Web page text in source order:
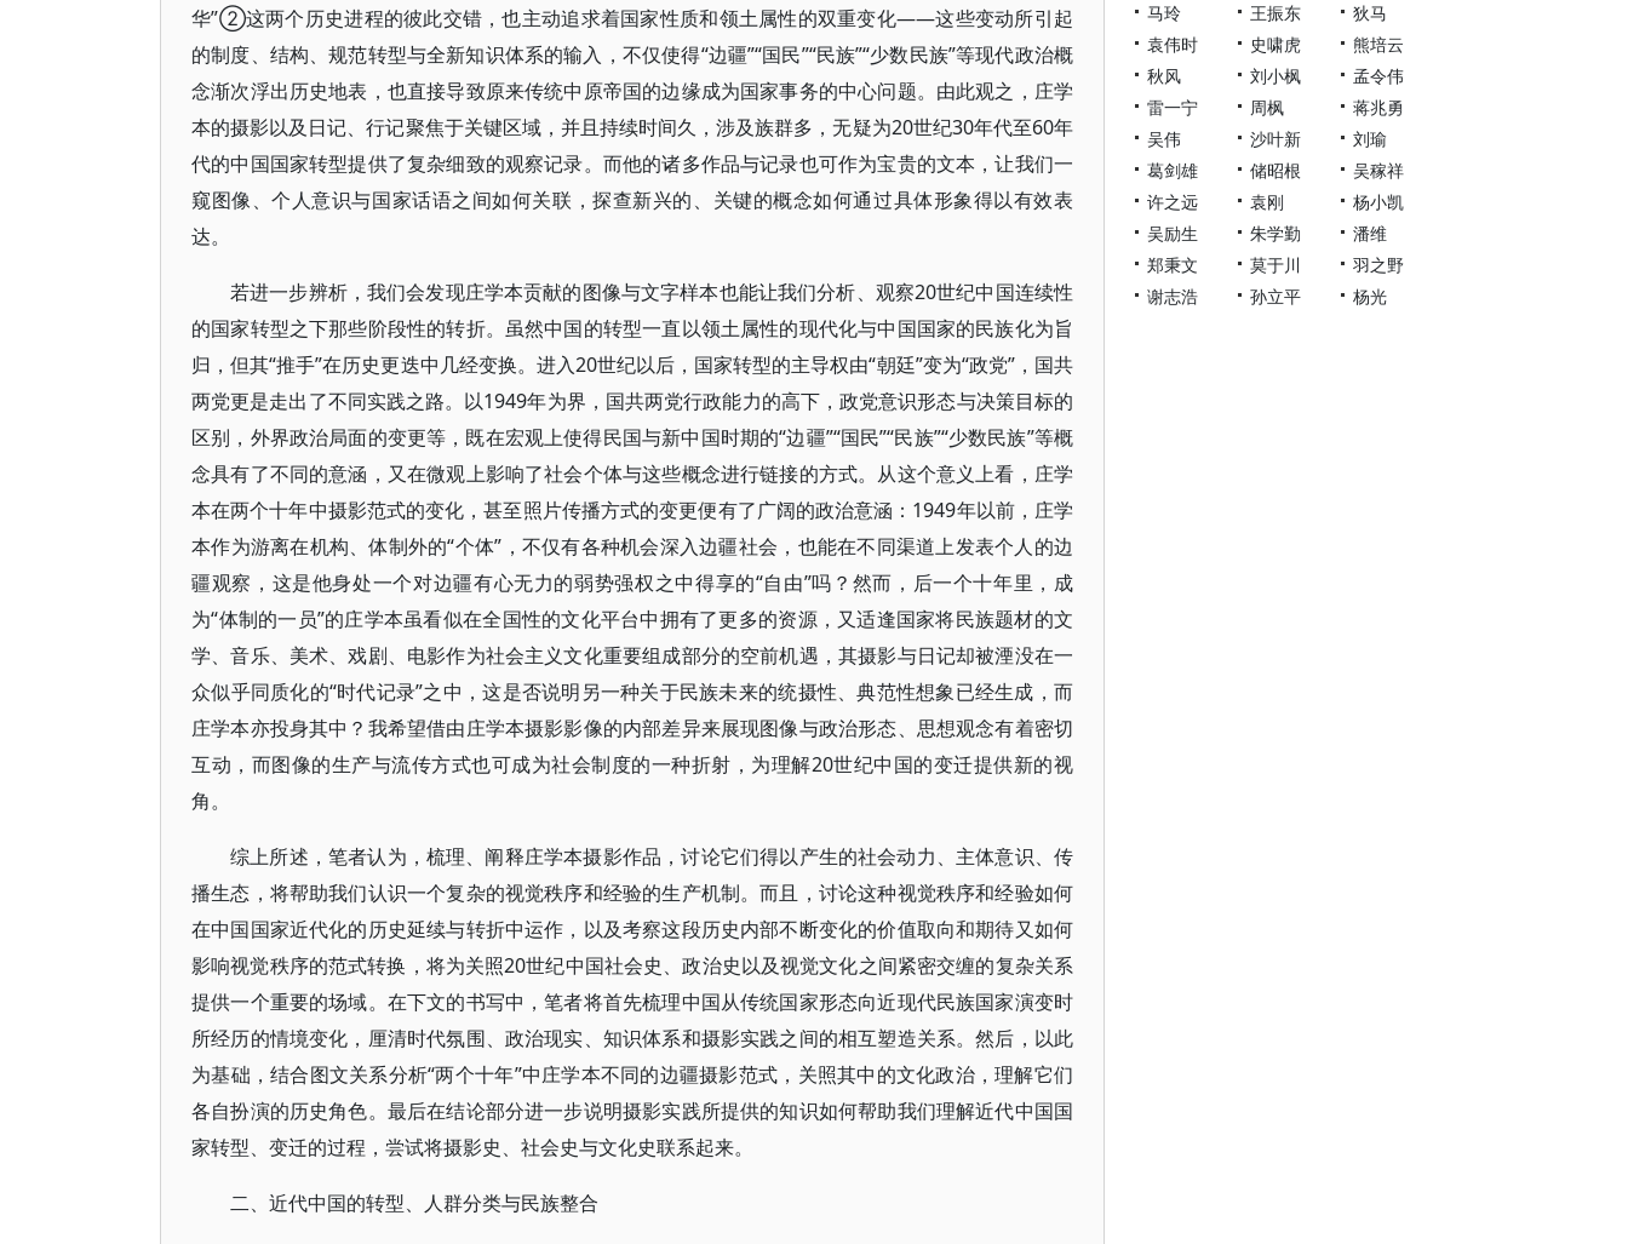
华”②这两个历史进程的彼此交错，也主动追求着国家性质和领土属性的双重变化——这些变动所引起
的制度、结构、规范转型与全新知识体系的输入，不仅使得“边疆”“国民”“民族”“少数民族”等现代政治概
念渐次浮出历史地表，也直接导致原来传统中原帝国的边缘成为国家事务的中心问题。由此观之，庄学
本的摄影以及日记、行记聚焦于关键区域，并且持续时间久，涉及族群多，无疑为20世纪30年代至60年
代的中国国家转型提供了复杂细致的观察记录。而他的诸多作品与记录也可作为宝贵的文本，让我们一
窥图像、个人意识与国家话语之间如何关联，探查新兴的、关键的概念如何通过具体形象得以有效表
达。
若进一步辨析，我们会发现庄学本贡献的图像与文字样本也能让我们分析、观察20世纪中国连续性
的国家转型之下那些阶段性的转折。虽然中国的转型一直以领土属性的现代化与中国国家的民族化为旨
归，但其“推手”在历史更迭中几经变换。进入20世纪以后，国家转型的主导权由“朝廷”变为“政党”，国共
两党更是走出了不同实践之路。以1949年为界，国共两党行政能力的高下，政党意识形态与决策目标的
区别，外界政治局面的变更等，既在宏观上使得民国与新中国时期的“边疆”“国民”“民族”“少数民族”等概
念具有了不同的意涵，又在微观上影响了社会个体与这些概念进行链接的方式。从这个意义上看，庄学
本在两个十年中摄影范式的变化，甚至照片传播方式的变更便有了广阔的政治意涵：1949年以前，庄学
本作为游离在机构、体制外的“个体”，不仅有各种机会深入边疆社会，也能在不同渠道上发表个人的边
疆观察，这是他身处一个对边疆有心无力的弱势强权之中得享的“自由”吗？然而，后一个十年里，成
为“体制的一员”的庄学本虽看似在全国性的文化平台中拥有了更多的资源，又适逢国家将民族题材的文
学、音乐、美术、戏剧、电影作为社会主义文化重要组成部分的空前机遇，其摄影与日记却被湮没在一
众似乎同质化的“时代记录”之中，这是否说明另一种关于民族未来的统摄性、典范性想象已经生成，而
庄学本亦投身其中？我希望借由庄学本摄影影像的内部差异来展现图像与政治形态、思想观念有着密切
互动，而图像的生产与流传方式也可成为社会制度的一种折射，为理解20世纪中国的变迁提供新的视
角。
综上所述，笔者认为，梳理、阐释庄学本摄影作品，讨论它们得以产生的社会动力、主体意识、传
播生态，将帮助我们认识一个复杂的视觉秩序和经验的生产机制。而且，讨论这种视觉秩序和经验如何
在中国国家近代化的历史延续与转折中运作，以及考察这段历史内部不断变化的价值取向和期待又如何
影响视觉秩序的范式转换，将为关照20世纪中国社会史、政治史以及视觉文化之间紧密交缠的复杂关系
提供一个重要的场域。在下文的书写中，笔者将首先梳理中国从传统国家形态向近现代民族国家演变时
所经历的情境变化，厘清时代氛围、政治现实、知识体系和摄影实践之间的相互塑造关系。然后，以此
为基础，结合图文关系分析“两个十年”中庄学本不同的边疆摄影范式，关照其中的文化政治，理解它们
各自扮演的历史角色。最后在结论部分进一步说明摄影实践所提供的知识如何帮助我们理解近代中国国
家转型、变迁的过程，尝试将摄影史、社会史与文化史联系起来。
二、近代中国的转型、人群分类与民族整合
马玲
王振东
狄马
袁伟时
史啸虎
熊培云
秋风
刘小枫
孟令伟
雷一宁
周枫
蒋兆勇
吴伟
沙叶新
刘瑜
葛剑雄
储昭根
吴稼祥
许之远
袁刚
杨小凯
吴励生
朱学勤
潘维
郑秉文
莫于川
羽之野
谢志浩
孙立平 杨光